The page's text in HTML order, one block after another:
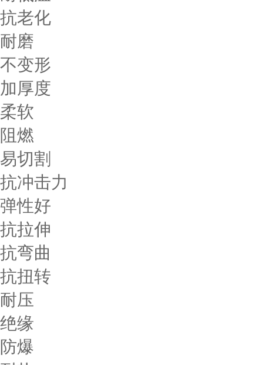
抗老化
耐磨
不变形
加厚度
柔软
阻燃
易切割
抗冲击力
弹性好
抗拉伸
抗弯曲
抗扭转
耐压
绝缘
防爆